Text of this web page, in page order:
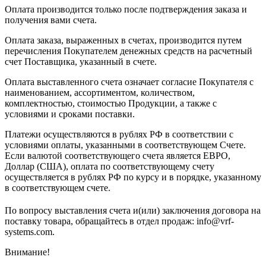
Оплата производится только после подтверждения заказа и
получения вами счета.
Оплата заказа, выраженных в счетах, производится путем
перечисления Покупателем денежных средств на расчетный
счет Поставщика, указанный в счете.
Оплата выставленного счета означает согласие Покупателя с
наименованием, ассортиментом, количеством,
комплектностью, стоимостью Продукции, а также с
условиями и сроками поставки.
Платежи осуществляются в рублях РФ в соответствии с
условиями оплаты, указанными в соответствующем Счете.
Если валютой соответствующего счета является ЕВРО,
Доллар (США), оплата по соответствующему cчету
осуществляется в рублях РФ по курсу и в порядке, указанному
в соответствующем cчете.
По вопросу выставления счета и(или) заключения договора на
поставку товара, обращайтесь в отдел продаж: info@vrf-
systems.com.
Внимание!